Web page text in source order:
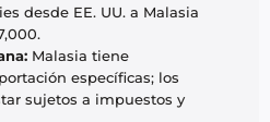
desde EE. UU. a Malasia
Malasia tiene
específicas; los
sujetos a impuestos y